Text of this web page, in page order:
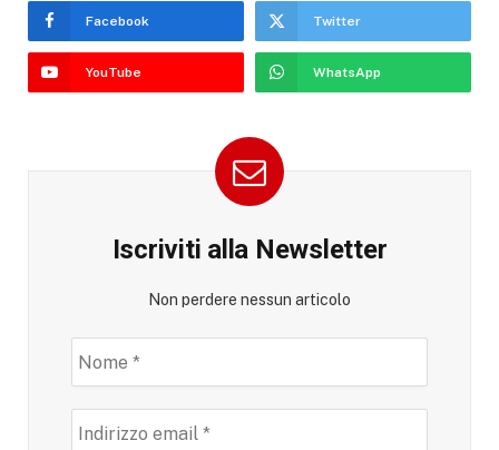
Facebook Twitter
YouTube WhatsApp
Iscriviti alla Newsletter
Non perdere nessun articolo